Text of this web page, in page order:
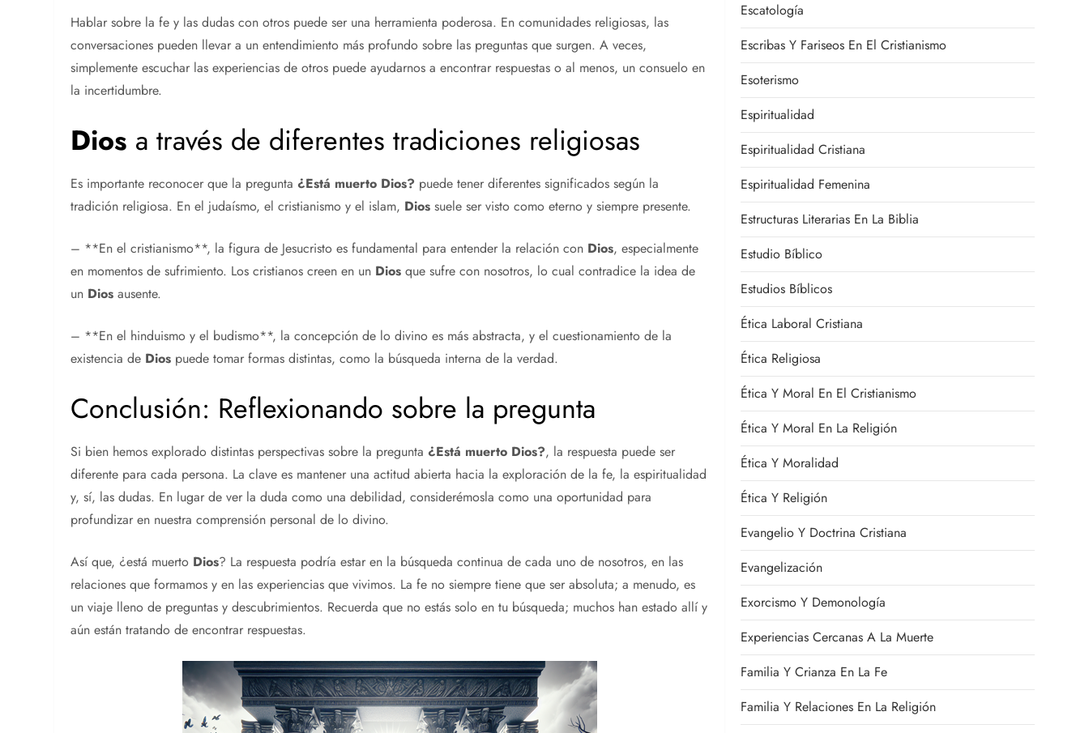
Hablar sobre la fe y las dudas con otros puede ser una herramienta poderosa. En comunidades religiosas, las
conversaciones pueden llevar a un entendimiento más profundo sobre las preguntas que surgen. A veces,
simplemente escuchar las experiencias de otros puede ayudarnos a encontrar respuestas o al menos, un consuelo en
la incertidumbre.
Dios a través de diferentes tradiciones religiosas
Es importante reconocer que la pregunta ¿Está muerto Dios? puede tener diferentes significados según la
tradición religiosa. En el judaísmo, el cristianismo y el islam, Dios suele ser visto como eterno y siempre presente.
– **En el cristianismo**, la figura de Jesucristo es fundamental para entender la relación con Dios, especialmente
en momentos de sufrimiento. Los cristianos creen en un Dios que sufre con nosotros, lo cual contradice la idea de
un Dios ausente.
– **En el hinduismo y el budismo**, la concepción de lo divino es más abstracta, y el cuestionamiento de la
existencia de Dios puede tomar formas distintas, como la búsqueda interna de la verdad.
Conclusión: Reflexionando sobre la pregunta
Si bien hemos explorado distintas perspectivas sobre la pregunta ¿Está muerto Dios?, la respuesta puede ser
diferente para cada persona. La clave es mantener una actitud abierta hacia la exploración de la fe, la espiritualidad
y, sí, las dudas. En lugar de ver la duda como una debilidad, considerémosla como una oportunidad para
profundizar en nuestra comprensión personal de lo divino.
Así que, ¿está muerto Dios? La respuesta podría estar en la búsqueda continua de cada uno de nosotros, en las
relaciones que formamos y en las experiencias que vivimos. La fe no siempre tiene que ser absoluta; a menudo, es
un viaje lleno de preguntas y descubrimientos. Recuerda que no estás solo en tu búsqueda; muchos han estado allí y
aún están tratando de encontrar respuestas.
Escatología
Escribas Y Fariseos En El Cristianismo
Esoterismo
Espiritualidad
Espiritualidad Cristiana
Espiritualidad Femenina
Estructuras Literarias En La Biblia
Estudio Bíblico
Estudios Bíblicos
Ética Laboral Cristiana
Ética Religiosa
Ética Y Moral En El Cristianismo
Ética Y Moral En La Religión
Ética Y Moralidad
Ética Y Religión
Evangelio Y Doctrina Cristiana
Evangelización
Exorcismo Y Demonología
Experiencias Cercanas A La Muerte
Familia Y Crianza En La Fe
Familia Y Relaciones En La Religión